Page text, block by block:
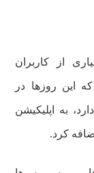
از کاربران
این روزها در
به اپلیکیشن